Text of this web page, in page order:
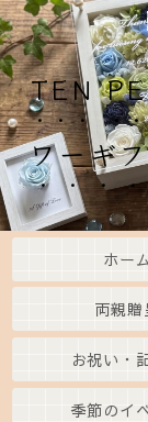
TEN
ワーギ
ホーム
両親贈
お祝い・
季節のイ